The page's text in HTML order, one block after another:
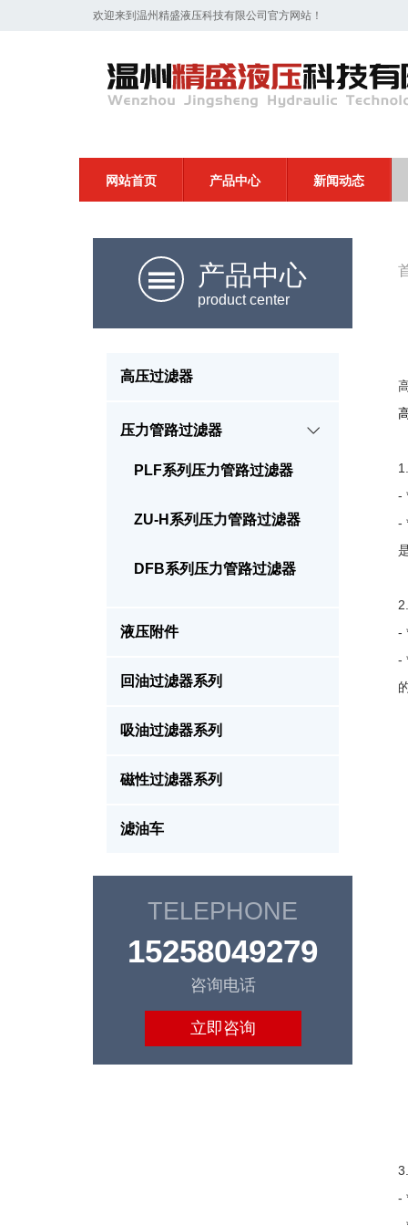
欢迎来到温州精盛液压科技有限公司官方网站！
网站首页 产品中心 新闻动态
产品中心
product center
高压过滤器
压力管路过滤器
PLF系列压力管路过滤器
ZU-H系列压力管路过滤器
DFB系列压力管路过滤器
液压附件
回油过滤器系列
吸油过滤器系列
磁性过滤器系列
滤油车
TELEPHONE
15258049279
咨询电话
立即咨询
-
-
-
-
-